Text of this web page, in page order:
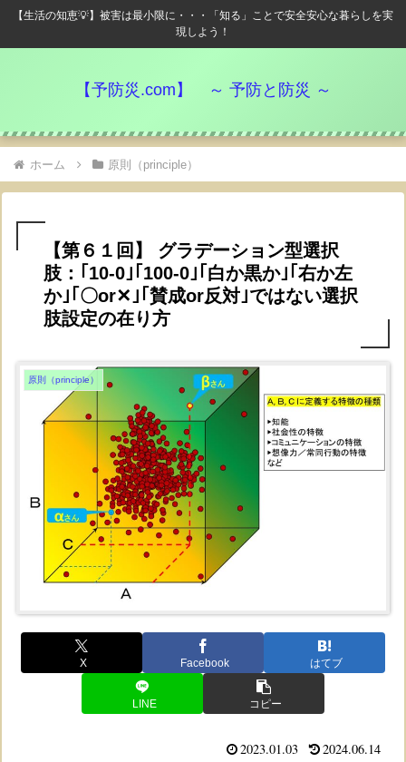
【生活の知恵💡】被害は最小限に・・・「知る」ことで安全安心な暮らしを実
現しよう！
【予防災.com】 ～ 予防と防災 ～
ホーム 原則（principle）
【第６１回】 グラデーション型選択
肢：｢10-0｣｢100-0｣｢白か黒か｣｢右か左
か｣｢〇or✕｣｢賛成or反対｣ではない選択
肢設定の在り方
原則（principle）
X Facebook はてブ
LINE コピー
2023.01.03 2024.06.14